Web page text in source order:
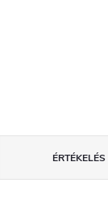
ÉRTÉKELÉS